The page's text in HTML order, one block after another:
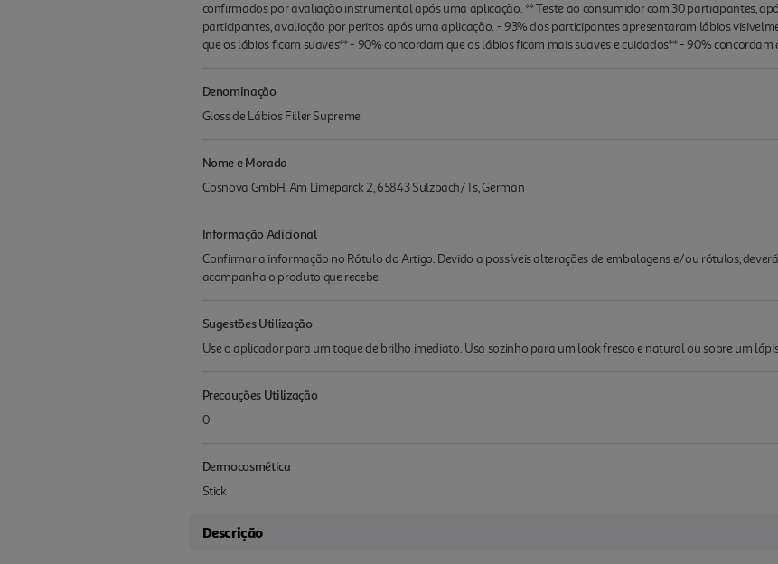
confirmados por avaliação instrumental após uma aplicação. ** Teste ao consumidor com 30 participantes,
participantes, avaliação por peritos após uma aplicação. - 93% dos participantes apresentaram lábios
que os lábios ficam suaves** - 90% concordam que os lábios ficam mais suaves e cuidados** - 90% concordam
Denominação
Gloss de Lábios Filler Supreme
Nome e Morada
Cosnova GmbH, Am Limeparck 2, 65843 Sulzbach/Ts, German
Informação Adicional
Confirmar a informação no Rótulo do Artigo. Devido a possíveis alterações de embalagens e/ou rótulos,
acompanha o produto que recebe.
Sugestões Utilização
Use o aplicador para um toque de brilho imediato. Usa sozinho para um look fresco e natural ou sobre um
Precauções Utilização
0
Dermocosmética
Stick
Descrição